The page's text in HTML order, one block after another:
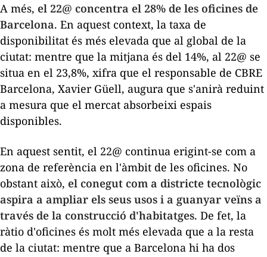
A més, el 22@ concentra el 28% de les oficines de
Barcelona. En aquest context, la taxa de
disponibilitat és més elevada que al global de la
ciutat: mentre que la mitjana és del 14%, al 22@ se
situa en el 23,8%, xifra que el responsable de CBRE
Barcelona, Xavier Güell, augura que s'anirà reduint
a mesura que el mercat absorbeixi espais
disponibles.
En aquest sentit, el 22@ continua erigint-se com a
zona de referència en l'àmbit de les oficines. No
obstant això, el conegut com a districte tecnològic
aspira a ampliar els seus usos i a guanyar veïns a
través de la construcció d'habitatges. De fet, la
ràtio d'oficines és molt més elevada que a la resta
de la ciutat: mentre que a Barcelona hi ha dos